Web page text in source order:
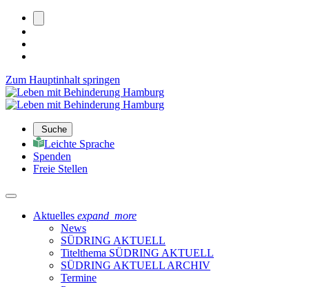
Zum Hauptinhalt springen
Suche
Leichte Sprache
Spenden
Freie Stellen
Aktuelles expand_more
News
SÜDRING AKTUELL
Titelthema SÜDRING AKTUELL
SÜDRING AKTUELL ARCHIV
Termine